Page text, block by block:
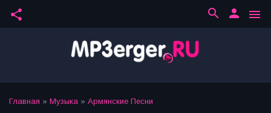
share menu
person
search
Главная » Музыка » Армянские Песни